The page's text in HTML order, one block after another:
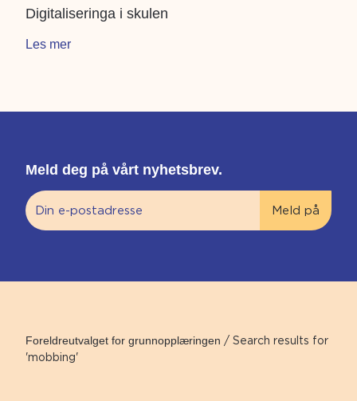
Digitaliseringa i skulen
Les mer
Meld deg på vårt nyhetsbrev.
Foreldreutvalget for grunnopplæringen / Search results for
'mobbing'